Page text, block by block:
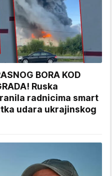
BORA KOD
Ruska
radnicima smart
udara ukrajinskog